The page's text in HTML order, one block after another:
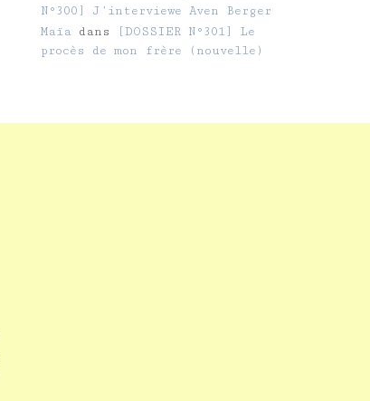
N°300] J’interviewe Aven Berger
Maïa dans
[DOSSIER N°301] Le
procès de mon frère (nouvelle)